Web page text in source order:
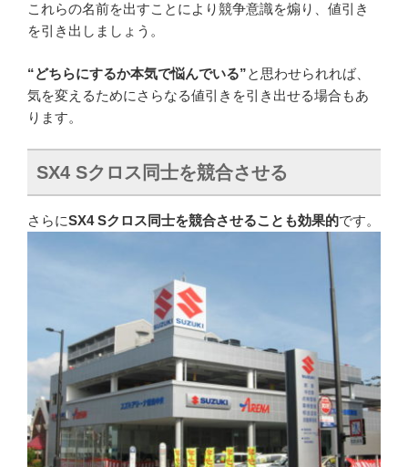
これらの名前を出すことにより競争意識を煽り、値引き
を引き出しましょう。
“どちらにするか本気で悩んでいる”と思わせられれば、
気を変えるためにさらなる値引きを引き出せる場合もあ
ります。
SX4 Sクロス 同士を競合させる
さらにSX4 Sクロス同士を競合させることも効果的です。